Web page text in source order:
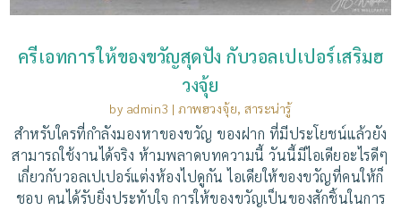
ครีเอทการให้ของขวัญสุดปัง กับวอลเปเปอร์เสริมฮ
วงจุ้ย
by admin3 |ภาพฮวงจุ้ย,สาระน่ารู้
สำหรับใครที่กำลังมองหาของขวัญ ของฝาก ที่มีประโยชน์แล้วยัง
สามารถใช้งานได้จริง ห้ามพลาดบทความนี้ วันนี้มีไอเดียอะไรดีๆ
เกี่ยวกับวอลเปเปอร์แต่งห้องไปดูกัน ไอเดียให้ของขวัญที่คนให้ก็
ชอบ คนได้รับยิ่งประทับใจ การให้ของขวัญเป็นของสักชิ้นในการ